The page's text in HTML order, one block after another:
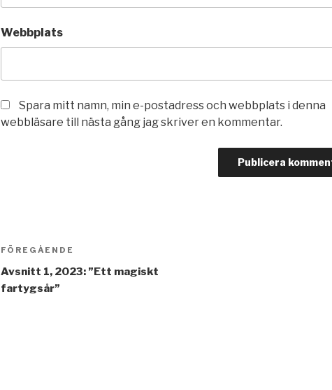
Webbplats
Spara mitt namn, min e-postadress och webbplats i denna
webbläsare till nästa gång jag skriver en kommentar.
Inläggsnavigering
Föregående
inlägg
FÖREGÅENDE
Avsnitt 1, 2023: ”Ett magiskt
fartygsår”